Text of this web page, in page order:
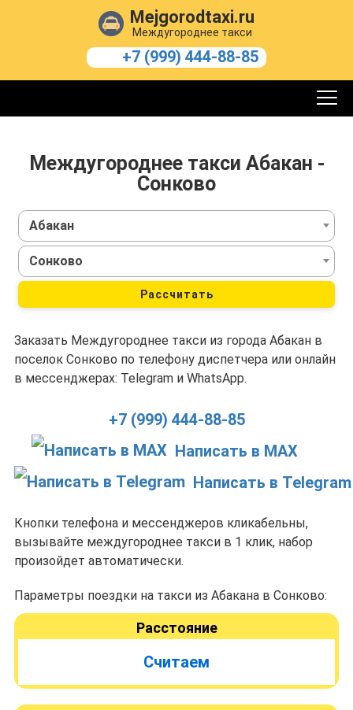
Mejgorodtaxi.ru
Междугороднее такси
+7 (999) 444-88-85
Междугороднее такси Абакан -
Сонково
Абакан
Сонково
Рассчитать
Заказать Междугороднее такси из города Абакан в
поселок Сонково по телефону диспетчера или онлайн
в мессенджерах: Telegram и WhatsApp.
+7 (999) 444-88-85
Написать в MAX
Написать в Telegram
Кнопки телефона и мессенджеров кликабельны,
вызывайте междугороднее такси в 1 клик, набор
произойдет автоматически.
Параметры поездки на такси из Абакана в Сонково:
Расстояние
Считаем